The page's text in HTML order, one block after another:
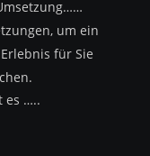
um ein
für Sie
es …..